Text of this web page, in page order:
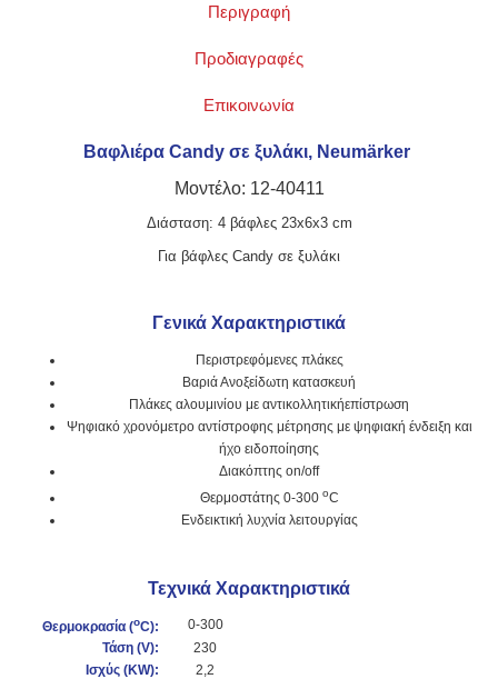
Περιγραφή
Προδιαγραφές
Επικοινωνία
Βαφλιέρα Candy σε ξυλάκι, Neumärker
Μοντέλο: 12-40411
Διάσταση: 4 βάφλες 23x6x3 cm
Για βάφλες Candy σε ξυλάκι
Γενικά Χαρακτηριστικά
Περιστρεφόμενες πλάκες
Βαριά Ανοξείδωτη κατασκευή
Πλάκες αλουμινίου με αντικολλητικήεπίστρωση
Ψηφιακό χρονόμετρο αντίστροφης μέτρησης με ψηφιακή ένδειξη και
ήχο ειδοποίησης
Διακόπτης on/off
Θερμοστάτης 0-300 oC
Ενδεικτική λυχνία λειτουργίας
Τεχνικά Χαρακτηριστικά
Θερμοκρασία (oC):
0-300
Τάση (V):
230
Ισχύς (KW):
2,2